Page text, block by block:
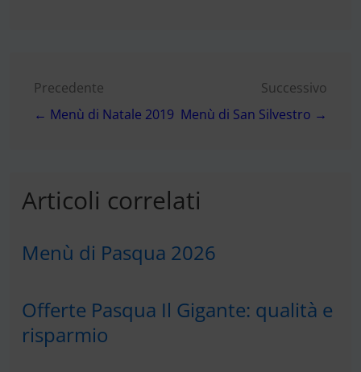
Navigazione
articoli
Precedente
← Menù di Natale 2019
Successivo
Menù di San Silvestro →
Articoli correlati
Menù di Pasqua 2026
Offerte Pasqua Il Gigante: qualità e
risparmio